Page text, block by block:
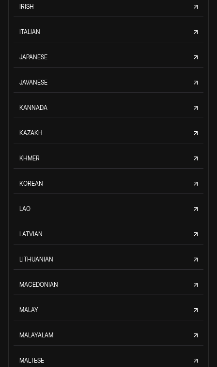
IRISH
ITALIAN
JAPANESE
JAVANESE
KANNADA
KAZAKH
KHMER
KOREAN
LAO
LATVIAN
LITHUANIAN
MACEDONIAN
MALAY
MALAYALAM
MALTESE